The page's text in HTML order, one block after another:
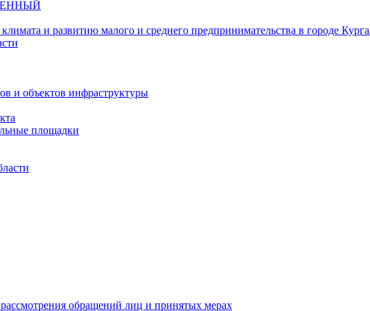
и развитию малого и среднего предпринимательства в городе
и объектов инфраструктуры
площадки
обращений лиц и принятых мерах